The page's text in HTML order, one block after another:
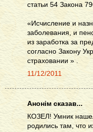
статьи 54 Закона
«Исчисление и
заболевания, и
из заработка за
согласно Закону
страховании » .
11/12/2011
Анонім сказав...
КОЗЕЛ! Умник
родились там, что